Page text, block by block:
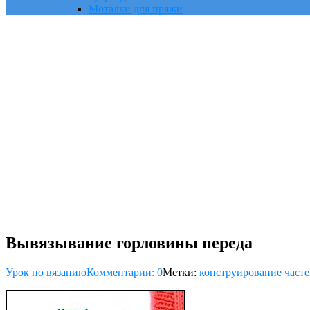
Моталки для пряжи
Вывязывание горловины переда
Урок по вязаниюКомментарии: 0Метки: конструирование